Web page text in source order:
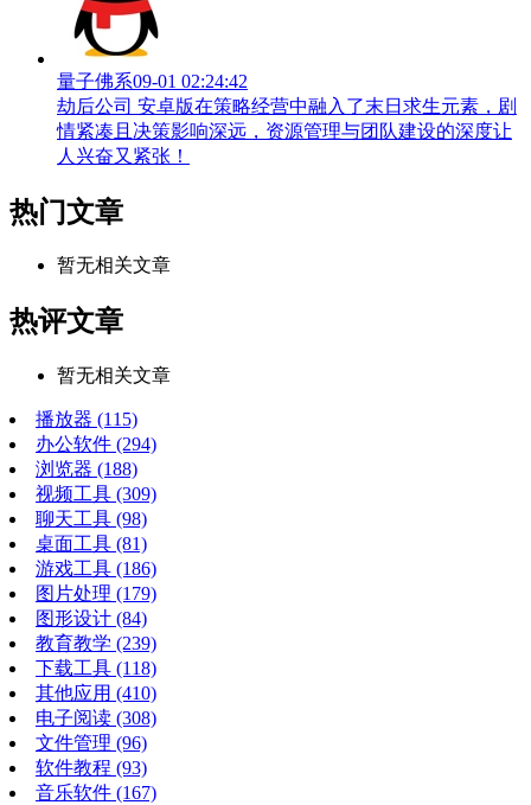
量子佛系09-01 02:24:42
劫后公司 安卓版在策略经营中融入了末日求生元素，剧
情紧凑且决策影响深远，资源管理与团队建设的深度让
人兴奋又紧张！
热门文章
暂无相关文章
热评文章
暂无相关文章
播放器 (115)
办公软件 (294)
浏览器 (188)
视频工具 (309)
聊天工具 (98)
桌面工具 (81)
游戏工具 (186)
图片处理 (179)
图形设计 (84)
教育教学 (239)
下载工具 (118)
其他应用 (410)
电子阅读 (308)
文件管理 (96)
软件教程 (93)
音乐软件 (167)